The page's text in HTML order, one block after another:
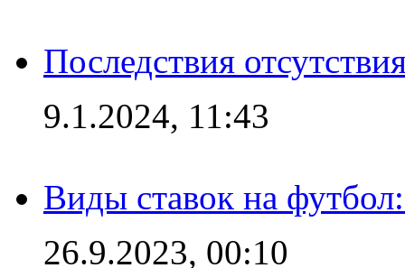
Последствия
9.1.2024, 11:43
Виды ставок на
26.9.2023, 00:10